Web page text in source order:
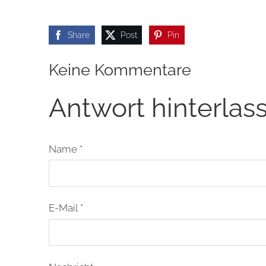
Share Post Pin
Keine Kommentare
Antwort
Name *
E-Mail *